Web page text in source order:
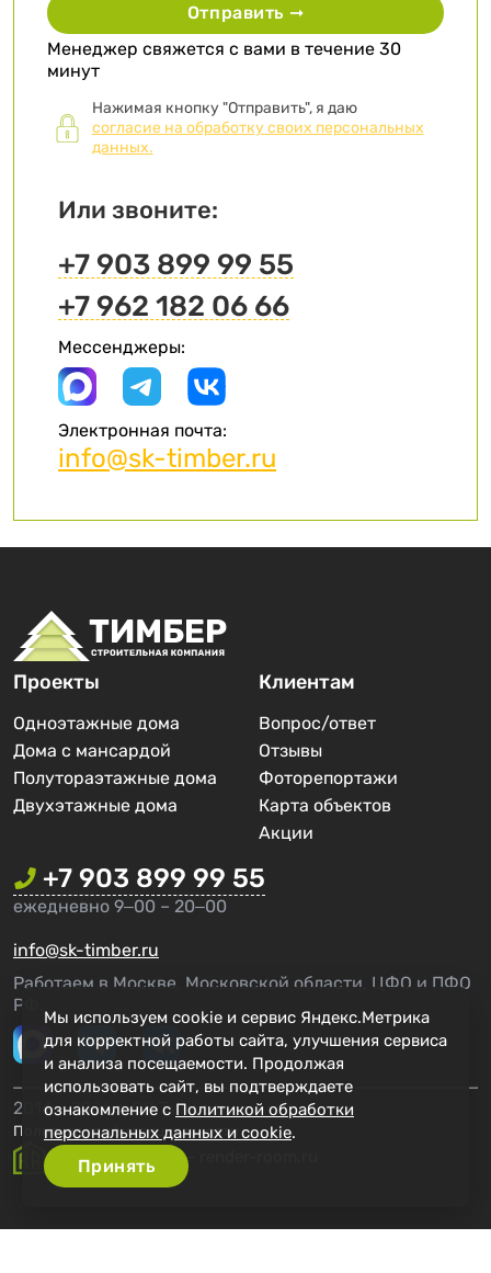
Отправить ➞
Менеджер свяжется с вами в течение 30
минут
Нажимая кнопку "Отправить", я даю
согласие на обработку своих персональных
данных.
Или звоните:
+7 903 899 99 55
+7 962 182 06 66
Мессенджеры:
Электронная почта:
info@sk-timber.ru
Мы используем cookie и сервис Яндекс.Метрика
для корректной работы сайта, улучшения сервиса
и анализа посещаемости. Продолжая
использовать сайт, вы подтверждаете
ознакомление с Политикой обработки
персональных данных и cookie.
Принять
Проекты
Одноэтажные дома
Дома с мансардой
Полутораэтажные дома
Двухэтажные дома
Клиентам
Вопрос/ответ
Отзывы
Фоторепортажи
Карта объектов
Акции
+7 903 899 99 55
ежедневно 9‒00 – 20‒00
info@sk-timber.ru
Работаем в Москве, Московской области, ЦФО и ПФО
РФ.
2014 - 2026 г. СК Тимбер
Политика конфиденциальности
Создание сайта - render-room.ru